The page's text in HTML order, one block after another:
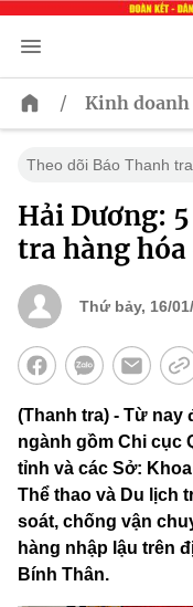
/ Kinh doanh
Theo dõi Báo Thanh
Hải Dương:
tra hàng
Thứ bảy, 16/
(Thanh tra) - Từ nay
ngành gồm Chi cục
tỉnh và các Sở:
Thể thao và Du lịch
soát, chống vận
hàng nhập lậu trên
Bính Thân.